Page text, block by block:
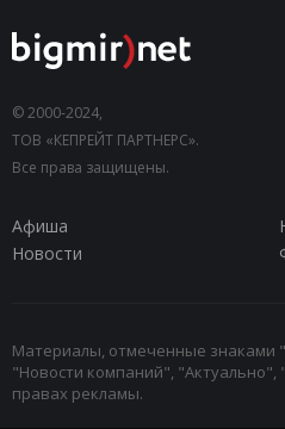
© 2000-2024,
ТОВ «КЕПРЕЙТ ПАРТНЕРС».
Все права защищены.
Афиша
Новости
Материалы, отмеченные знаками
"Новости компаний", "Актуально",
правах рекламы.